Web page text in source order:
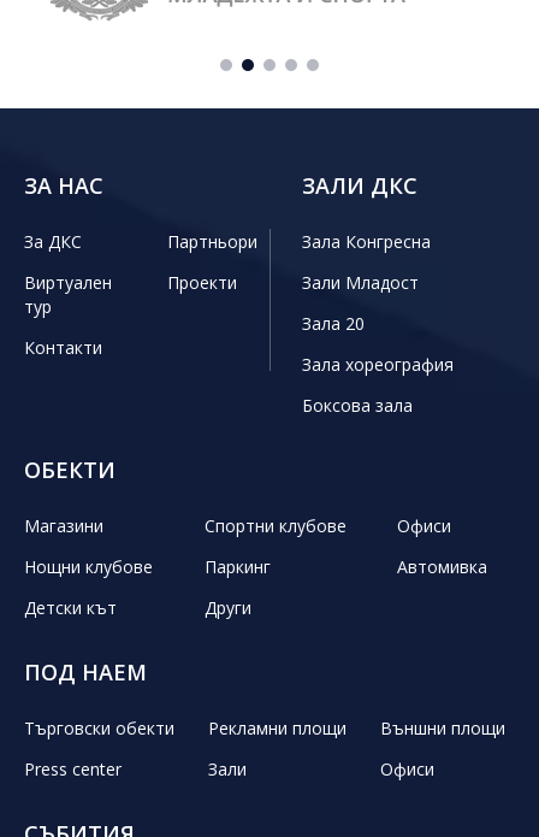
ЗА НАС
За ДКС
Партньори
Виртуален
тур
Проекти
Контакти
ЗАЛИ ДКС
Зала Конгресна
Зали Младост
Зала 20
Зала хореография
Боксова зала
ОБЕКТИ
Магазини Спортни клубове
Офиси
Нощни клубове
Паркинг
Автомивка
Детски кът
Други
ПОД НАЕМ
Търговски обекти Рекламни площи
Външни площи
Press center
Зали Офиси